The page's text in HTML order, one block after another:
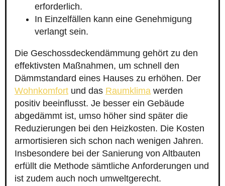
erforderlich.
In Einzelfällen kann eine Genehmigung
verlangt sein.
Die Geschossdeckendämmung gehört zu den
effektivsten Maßnahmen, um schnell den
Dämmstandard eines Hauses zu erhöhen. Der
Wohnkomfort und das Raumklima werden
positiv beeinflusst. Je besser ein Gebäude
abgedämmt ist, umso höher sind später die
Reduzierungen bei den Heizkosten. Die Kosten
armortisieren sich schon nach wenigen Jahren.
Insbesondere bei der Sanierung von Altbauten
erfüllt die Methode sämtliche Anforderungen und
ist zudem auch noch umweltgerecht.